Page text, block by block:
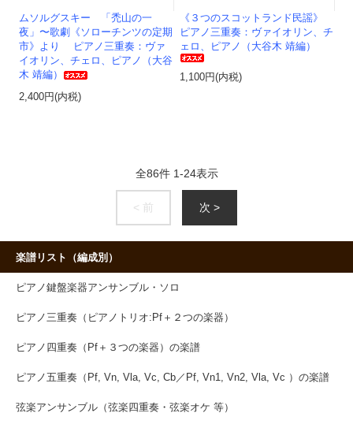
ムソルグスキー 「禿山の一
夜」〜歌劇《ソローチンツの定期
市》より ピアノ三重奏：ヴァ
イオリン、チェロ、ピアノ（大谷
木 靖編）
2,400円(内税)
《３つのスコットランド民謡》
ピアノ三重奏：ヴァイオリン、チ
ェロ、ピアノ（大谷木 靖編）
1,100円(内税)
全86件 1-24表示
< 前 次 >
楽譜リスト（編成別）
ピアノ鍵盤楽器アンサンブル・ソロ
ピアノ三重奏（ピアノトリオ:Pf＋２つの楽器）
ピアノ四重奏（Pf＋３つの楽器）の楽譜
ピアノ五重奏（Pf, Vn, Vla, Vc, Cb／Pf, Vn1, Vn2, Vla, Vc ）の楽譜
弦楽アンサンブル（弦楽四重奏・弦楽オケ 等）